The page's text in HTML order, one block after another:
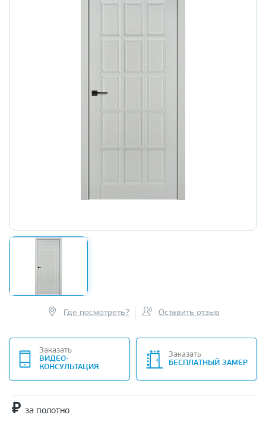
Где посмотреть? Оставить отзыв
Заказать
ВИДЕО-
КОНСУЛЬТАЦИЯ
Заказать
БЕСПЛАТНЫЙ ЗАМЕР
₽ за полотно